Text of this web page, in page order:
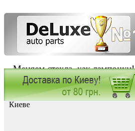
Меняем стекла, как лампочки!
Заказать установку автостекла в
Киеве